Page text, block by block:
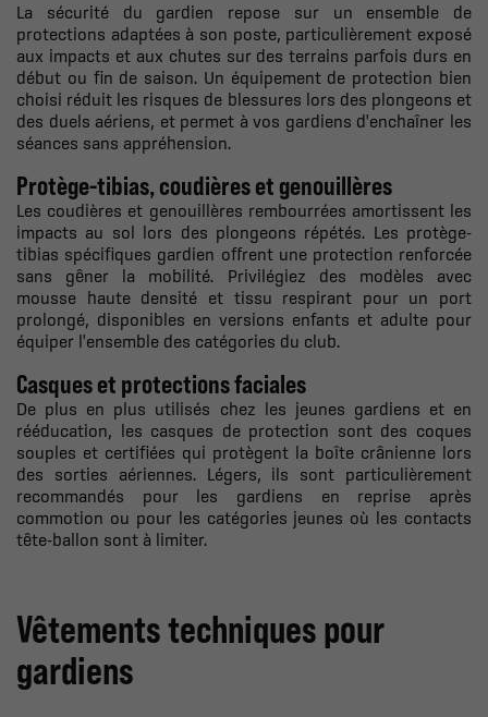
La sécurité du gardien repose sur un ensemble de
protections adaptées à son poste, particulièrement exposé
aux impacts et aux chutes sur des terrains parfois durs en
début ou fin de saison. Un équipement de protection bien
choisi réduit les risques de blessures lors des plongeons et
des duels aériens, et permet à vos gardiens d'enchaîner les
séances sans appréhension.
Protège-tibias, coudières et genouillères
Les coudières et genouillères rembourrées amortissent les
impacts au sol lors des plongeons répétés. Les protège-
tibias spécifiques gardien offrent une protection renforcée
sans gêner la mobilité. Privilégiez des modèles avec
mousse haute densité et tissu respirant pour un port
prolongé, disponibles en versions enfants et adulte pour
équiper l'ensemble des catégories du club.
Casques et protections faciales
De plus en plus utilisés chez les jeunes gardiens et en
rééducation, les casques de protection sont des coques
souples et certifiées qui protègent la boîte crânienne lors
des sorties aériennes. Légers, ils sont particulièrement
recommandés pour les gardiens en reprise après
commotion ou pour les catégories jeunes où les contacts
tête-ballon sont à limiter.
Vêtements techniques pour
gardiens